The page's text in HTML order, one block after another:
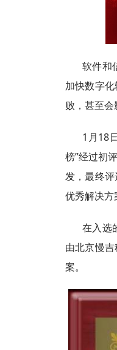
软件和
加快数字
败，甚至会
1月18
榜”经过初
发，最终
优秀解决方
在入选
由北京慢
案。